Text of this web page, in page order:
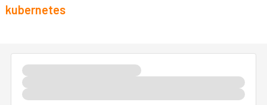
kubernetes